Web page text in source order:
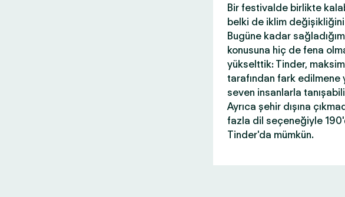
Bir festivalde birlikte
belki de iklim
Bugüne kadar
konusuna hiç de fena
yükselttik: Tinder,
tarafından fark edilmene
seven insanlarla
Ayrıca şehir dışına
fazla dil seçeneğiyle
Tinder'da mümkün.